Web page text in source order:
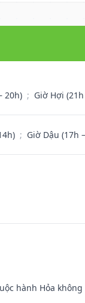
20h) ; Giờ Hợi
; Giờ Dậu (17h
hành Hỏa không